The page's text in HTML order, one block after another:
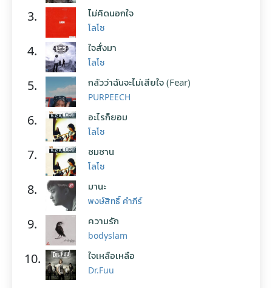
3. ไม่คิดนอกใจ
โลโซ
4. ใจสั่งมา
โลโซ
5. กลัวว่าฉันจะไม่เสียใจ (Fear)
PURPEECH
6. อะไรก็ยอม
โลโซ
7. ซมซาน
โลโซ
8. มานะ
พงษ์สิทธิ์ คำภีร์
9. ความรัก
bodyslam
10. ใจเหลือเหลือ
Dr.Fuu